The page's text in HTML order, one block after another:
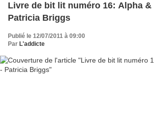
Livre de bit lit numéro 16: Alpha &
Patricia Briggs
Publié le 12/07/2011 à 09:00
Par L'addicte